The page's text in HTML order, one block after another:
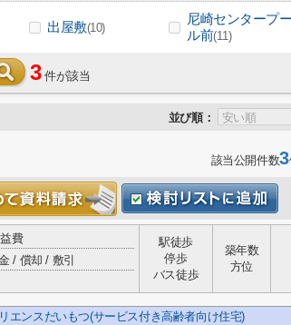
出屋敷(10)
尼崎センタープー
ル前(11)
3 件が該当
並び順：
該当公開件数3
費
/ 償却 / 敷引
駅徒歩
停歩
バス徒歩
築年数
方位
エンスだいもつ(サービス付き高齢者向け住宅)